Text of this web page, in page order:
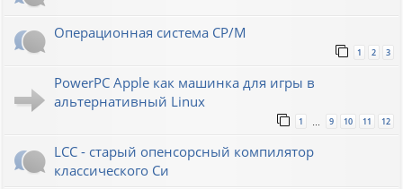
Операционная система CP/M
1 2 3
PowerPC Apple как машинка для игры в
альтернативный Linux
1 … 9 10 11 12
LCC - старый опенсорсный компилятор
классического Си